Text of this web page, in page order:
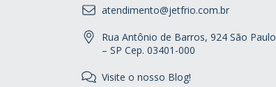
atendimento@jetfrio.com.br
Rua Antônio de Barros, 924 São Paulo
– SP Cep. 03401-000
Visite o nosso Blog!